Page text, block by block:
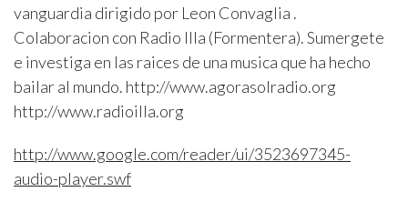
vanguardia dirigido por Leon Convaglia .
Colaboracion con Radio Illa (Formentera). Sumergete
e investiga en las raices de una musica que ha hecho
bailar al mundo. http://www.agorasolradio.org
http://www.radioilla.org
http://www.google.com/reader/ui/3523697345-
audio-player.swf